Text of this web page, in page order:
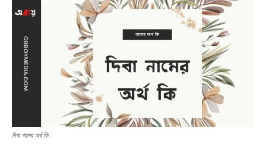
দিবা নামের অর্থ কি